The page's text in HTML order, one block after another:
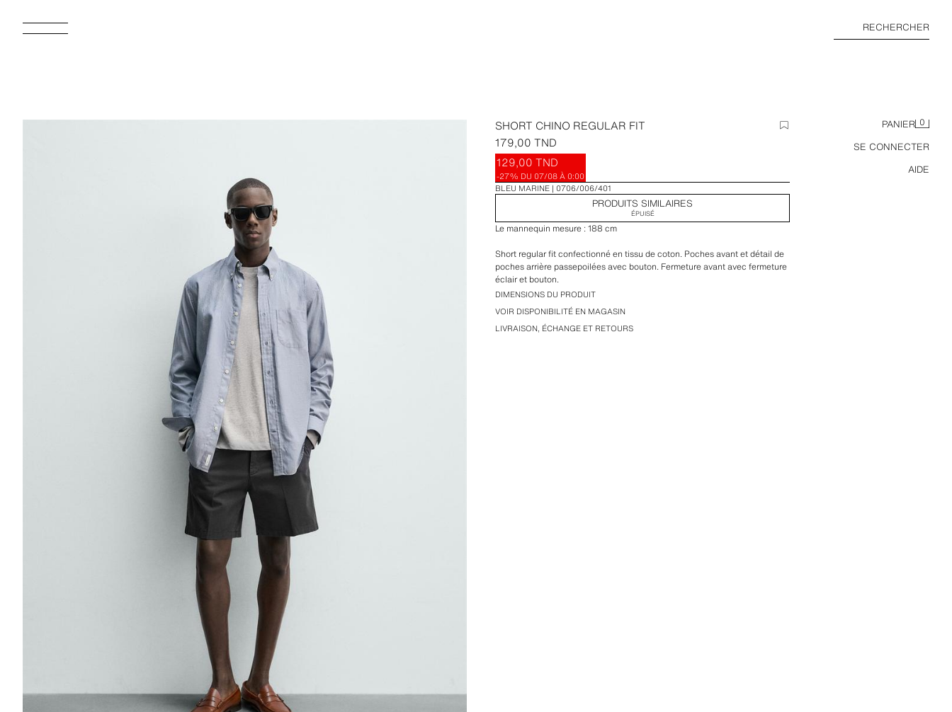
RECHERCHER
PANIER 0
SE CONNECTER
AIDE
SHORT CHINO REGULAR FIT
179,00 TND
129,00 TND
-27% DU 07/08 À 0:00
BLEU MARINE
0706/006/401
PRODUITS SIMILAIRES
ÉPUISÉ
Le mannequin mesure : 188 cm
Short regular fit confectionné en tissu de coton. Poches avant et détail de
poches arrière passepoilées avec bouton. Fermeture avant avec fermeture
éclair et bouton.
DIMENSIONS DU PRODUIT
VOIR DISPONIBILITÉ EN MAGASIN
LIVRAISON, ÉCHANGE ET RETOURS